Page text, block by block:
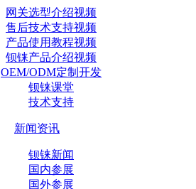
网关选型介绍视频
售后技术支持视频
产品使用教程视频
钡铼产品介绍视频
OEM/ODM定制开发
钡铼课堂
技术支持
新闻资讯
钡铼新闻
国内参展
国外参展